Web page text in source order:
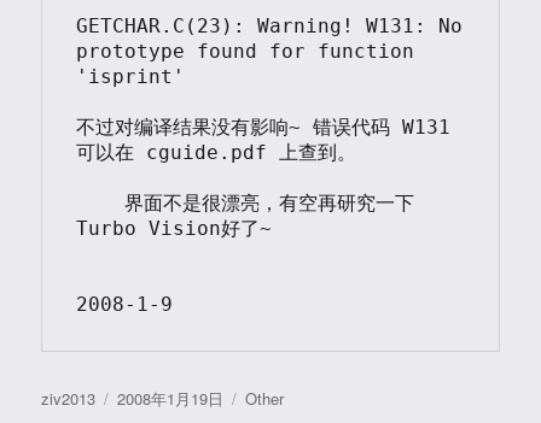
GETCHAR.C(23): Warning! W131: No
prototype found for function
'isprint'
不过对编译结果没有影响~ 错误代码 W131
可以在 cguide.pdf 上查到。
    界面不是很漂亮，有空再研究一下
Turbo Vision好了~
2008-1-9
作
ziv2013
发
2008年1月19日
分
Other